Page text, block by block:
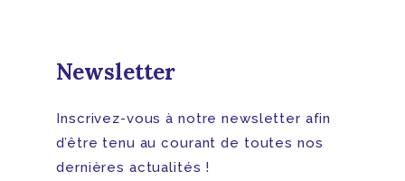
Newsletter
Inscrivez-vous à notre newsletter afin
d’être tenu au courant de toutes nos
dernières actualités !